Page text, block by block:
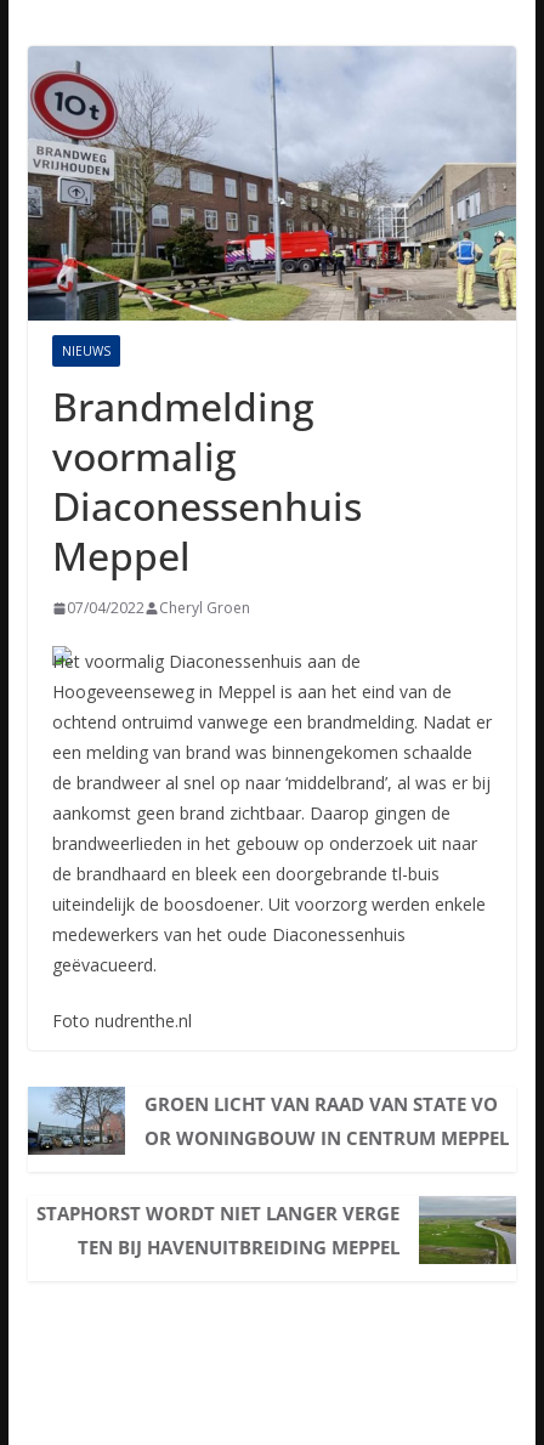
NIEUWS
Brandmelding
voormalig
Diaconessenhuis
Meppel
07/04/2022 Cheryl Groen
Het voormalig Diaconessenhuis aan de
Hoogeveenseweg in Meppel is aan het eind van de
ochtend ontruimd vanwege een brandmelding. Nadat er
een melding van brand was binnengekomen schaalde
de brandweer al snel op naar ‘middelbrand’, al was er bij
aankomst geen brand zichtbaar. Daarop gingen de
brandweerlieden in het gebouw op onderzoek uit naar
de brandhaard en bleek een doorgebrande tl-buis
uiteindelijk de boosdoener. Uit voorzorg werden enkele
medewerkers van het oude Diaconessenhuis
geëvacueerd.
Foto nudrenthe.nl
GROEN LICHT VAN RAAD VAN STATE VO
OR WONINGBOUW IN CENTRUM MEPPEL
STAPHORST WORDT NIET LANGER VERGE
TEN BIJ HAVENUITBREIDING MEPPEL